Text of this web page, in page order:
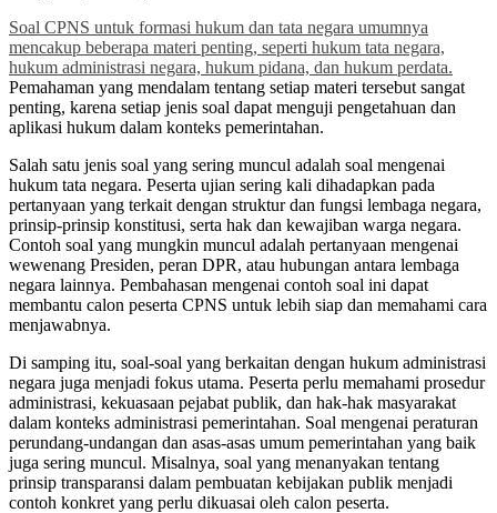
Soal CPNS untuk formasi hukum dan tata negara umumnya
mencakup beberapa materi penting, seperti hukum tata negara,
hukum administrasi negara, hukum pidana, dan hukum perdata.
Pemahaman yang mendalam tentang setiap materi tersebut sangat
penting, karena setiap jenis soal dapat menguji pengetahuan dan
aplikasi hukum dalam konteks pemerintahan.
Salah satu jenis soal yang sering muncul adalah soal mengenai
hukum tata negara. Peserta ujian sering kali dihadapkan pada
pertanyaan yang terkait dengan struktur dan fungsi lembaga negara,
prinsip-prinsip konstitusi, serta hak dan kewajiban warga negara.
Contoh soal yang mungkin muncul adalah pertanyaan mengenai
wewenang Presiden, peran DPR, atau hubungan antara lembaga
negara lainnya. Pembahasan mengenai contoh soal ini dapat
membantu calon peserta CPNS untuk lebih siap dan memahami cara
menjawabnya.
Di samping itu, soal-soal yang berkaitan dengan hukum administrasi
negara juga menjadi fokus utama. Peserta perlu memahami prosedur
administrasi, kekuasaan pejabat publik, dan hak-hak masyarakat
dalam konteks administrasi pemerintahan. Soal mengenai peraturan
perundang-undangan dan asas-asas umum pemerintahan yang baik
juga sering muncul. Misalnya, soal yang menanyakan tentang
prinsip transparansi dalam pembuatan kebijakan publik menjadi
contoh konkret yang perlu dikuasai oleh calon peserta.